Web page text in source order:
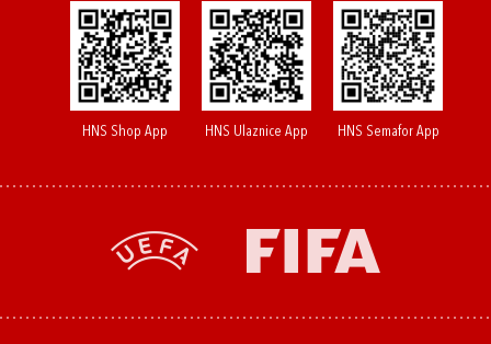
HNS Shop App HNS Ulaznice App HNS Semafor App